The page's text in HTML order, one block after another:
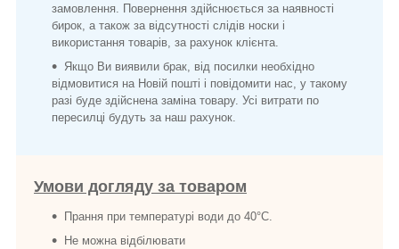
замовлення. Повернення здійснюється за наявності
бирок, а також за відсутності слідів носки і
використання товарів, за рахунок клієнта.
Якщо Ви виявили брак, від посилки необхідно
відмовитися на Новій пошті і повідомити нас, у такому
разі буде здійснена заміна товару. Усі витрати по
пересилці будуть за наш рахунок.
Умови догляду за товаром
Прання при температурі води до 40°C.
Не можна відбілювати